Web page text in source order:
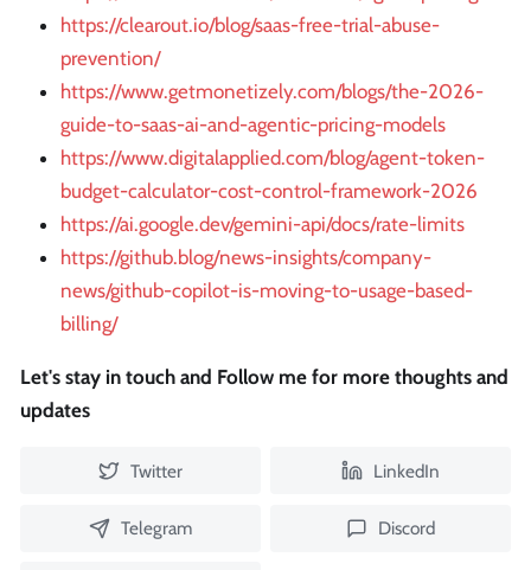
https://clearout.io/blog/saas-free-trial-abuse-
prevention/
https://www.getmonetizely.com/blogs/the-2026-
guide-to-saas-ai-and-agentic-pricing-models
https://www.digitalapplied.com/blog/agent-token-
budget-calculator-cost-control-framework-2026
https://ai.google.dev/gemini-api/docs/rate-limits
https://github.blog/news-insights/company-
news/github-copilot-is-moving-to-usage-based-
billing/
Let's stay in touch and Follow me for more thoughts and
updates
Twitter LinkedIn
Telegram Discord